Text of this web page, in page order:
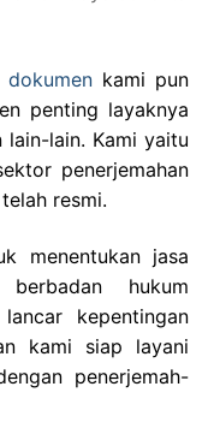
dokumenkami pun
penting layaknya
lain-lain. Kami yaitu
penerjemahan
resmi.
menentukan jasa
hukum
kepentingan
kami siap layani
penerjemah-